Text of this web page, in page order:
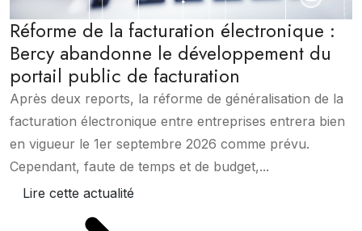
Réforme de la facturation électronique :
Bercy abandonne le développement du
portail public de facturation
Après deux reports, la réforme de généralisation de la
facturation électronique entre entreprises entrera bien
en vigueur le 1er septembre 2026 comme prévu.
Cependant, faute de temps et de budget,...
Lire cette actualité